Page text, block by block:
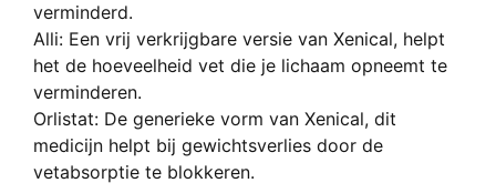
verminderd.
Alli: Een vrij verkrijgbare versie van Xenical, helpt
het de hoeveelheid vet die je lichaam opneemt te
verminderen.
Orlistat: De generieke vorm van Xenical, dit
medicijn helpt bij gewichtsverlies door de
vetabsorptie te blokkeren.